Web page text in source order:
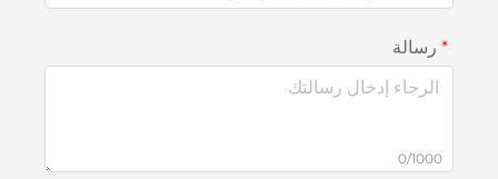
رسالة
0/1000